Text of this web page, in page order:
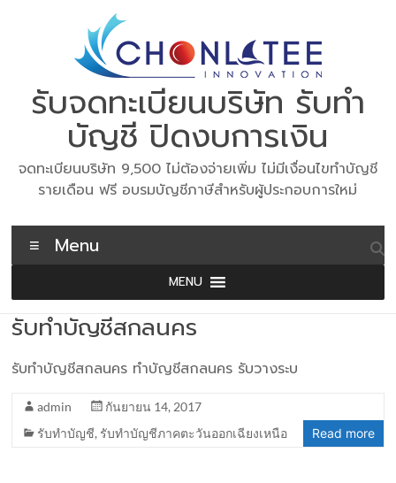
รับจดทะเบียนบริษัท รับทำ
บัญชี ปิดงบการเงิน
จดทะเบียนบริษัท 9,500 ไม่ต้องจ่ายเพิ่ม ไม่มีเงื่อนไขทำบัญชี
รายเดือน ฟรี อบรมบัญชีภาษีสำหรับผู้ประกอบการใหม่
Menu
MENU
รับทำบัญชีสกลนคร
รับทำบัญชีสกลนคร ทำบัญชีสกลนคร รับวางระบ
admin
กันยายน 14, 2017
รับทำบัญชี, รับทำบัญชีภาคตะวันออกเฉียงเหนือ Read more